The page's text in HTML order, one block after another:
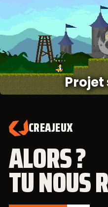
CREAJEUX
ALORS ?
TU NOUS